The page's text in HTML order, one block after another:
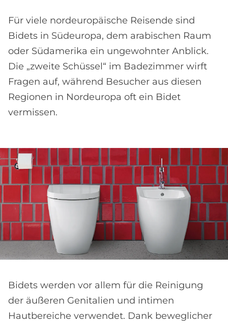
Für viele nordeuropäische Reisende sind
Bidets in Südeuropa, dem arabischen Raum
oder Südamerika ein ungewohnter Anblick.
Die „zweite Schüssel“ im Badezimmer wirft
Fragen auf, während Besucher aus diesen
Regionen in Nordeuropa oft ein Bidet
vermissen.
Bidets werden vor allem für die Reinigung
der äußeren Genitalien und intimen
Hautbereiche verwendet. Dank beweglicher